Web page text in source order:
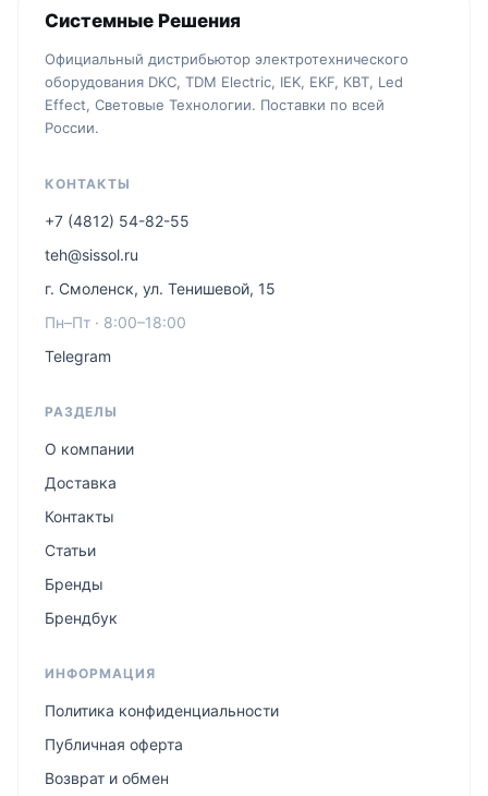
Системные Решения
Официальный дистрибьютор электротехнического
оборудования DKC, TDM Electric, IEK, EKF, КВТ, Led
Effect, Световые Технологии. Поставки по всей
России.
КОНТАКТЫ
+7 (4812) 54-82-55
teh@sissol.ru
г. Смоленск, ул. Тенишевой, 15
Пн–Пт · 8:00–18:00
Telegram
РАЗДЕЛЫ
О компании
Доставка
Контакты
Статьи
Бренды
Брендбук
ИНФОРМАЦИЯ
Политика конфиденциальности
Публичная оферта
Возврат и обмен